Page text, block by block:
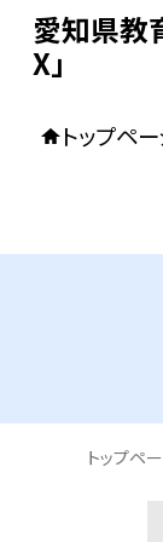
愛知県教
X」
トップペ
トップペ